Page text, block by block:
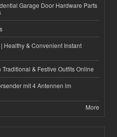
Garage Door Hardware Parts
Healthy & Convenient Instant
& Festive Outfits Online
mit 4 Antennen im
More